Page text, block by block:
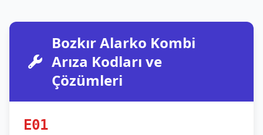
Bozkır Alarko Kombi
Arıza Kodları ve
Çözümleri
E01